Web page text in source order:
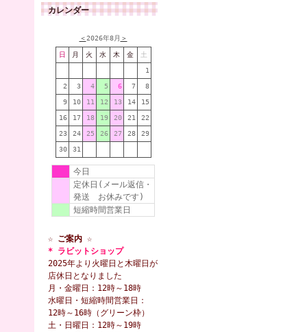
カレンダー
＜2026年8月 ＞
日 月 火 水 木 金 土
1
2 3 4 5 6 7 8
9 10 11 12 13 14 15
16 17 18 19 20 21 22
23 24 25 26 27 28 29
30 31
今日
定休日(メール返信・
発送 お休みです)
短縮時間営業日
☆ ご案内 ☆
* ラビットショップ
2025年より火曜日と木曜日が
店休日となりました
月・金曜日：12時～18時
水曜日・短縮時間営業日：
12時～16時（グリーン枠）
土・日曜日：12時～19時